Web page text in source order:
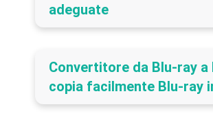
adeguate
Convertitore da Blu-ray a
copia facilmente Blu-ray